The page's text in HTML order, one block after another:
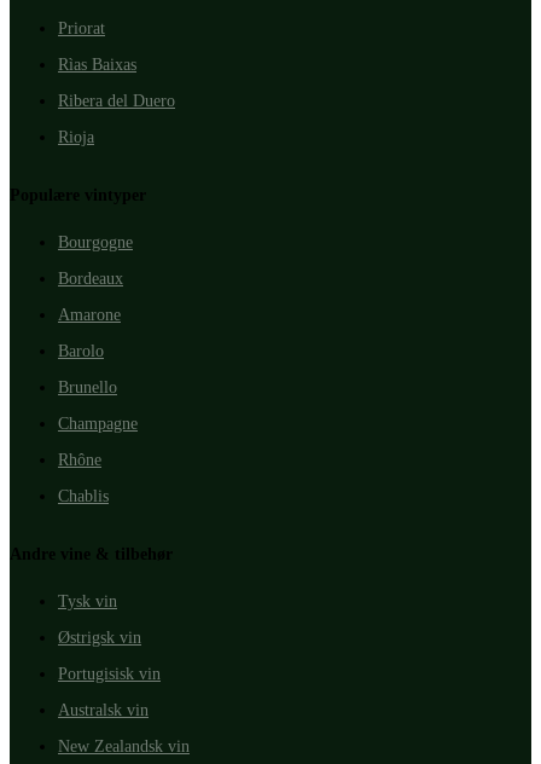
Priorat
Rìas Baixas
Ribera del Duero
Rioja
Populære vintyper
Bourgogne
Bordeaux
Amarone
Barolo
Brunello
Champagne
Rhône
Chablis
Andre vine & tilbehør
Tysk vin
Østrigsk vin
Portugisisk vin
Australsk vin
New Zealandsk vin